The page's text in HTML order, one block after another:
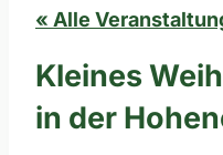
« Alle
Kleines
in der